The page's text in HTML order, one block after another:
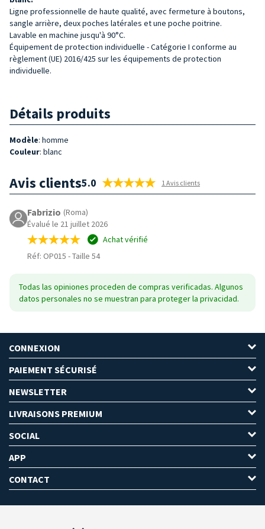
Ligne professionnelle de haute qualité, avec fermeture à boutons,
sangle arrière, deux poches latérales et une poche poitrine.
Lavable en machine jusqu'à 90°C.
Équipement de protection individuelle - Catégorie I conforme au
règlement (UE) 2016/425 sur les équipements de protection
individuelle.
Détails produits
Modèle: homme
Couleur: blanc
Avis clients5.0 1 Avis clients
Fabrizio (Roma)
Évalué le 21 juillet 2026
Achat vérifié
Réf: OP015 -Taille 54
Todas las opiniones proceden de compras verificadas. Algunos
datos personales no se muestran para proteger la privacidad.
CONNEXION
PAIEMENT SÉCURISÉ
NEWSLETTER
LIVRAISONS PREMIUM
SOCIAL
APP
CONTACT